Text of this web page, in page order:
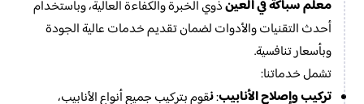
معلم سباكة في العينذوي الخبرة والكفاءة العالية، وباستخدام
أحدث التقنيات والأدوات لضمان تقديم خدمات عالية الجودة
وبأسعار تنافسية.
تشمل خدماتنا:
تركيب وإصلاح الأنابيب:نقوم بتركيب جميع أنواع الأنابيب،